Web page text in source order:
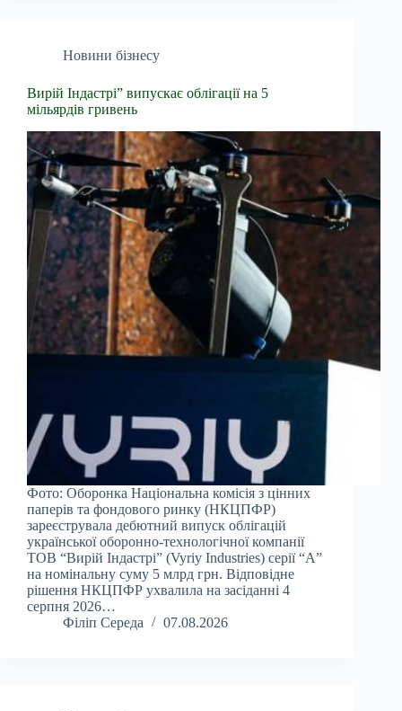
Новини бізнесу
Вирій Індастрі” випускає облігації на 5
мільярдів гривень
Фото: Оборонка Національна комісія з цінних
паперів та фондового ринку (НКЦПФР)
зареєструвала дебютний випуск облігацій
української оборонно-технологічної компанії
ТОВ “Вирій Індастрі” (Vyriy Industries) серії “А”
на номінальну суму 5 млрд грн. Відповідне
рішення НКЦПФР ухвалила на засіданні 4
серпня 2026…
Філіп Середа
07.08.2026